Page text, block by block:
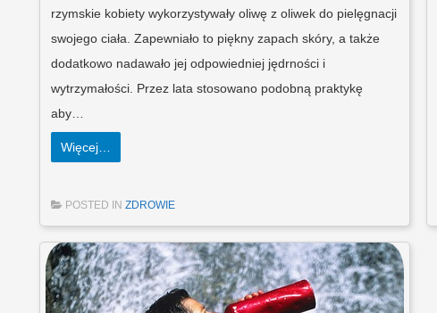
rzymskie kobiety wykorzystywały oliwę z oliwek do pielęgnacji
swojego ciała. Zapewniało to piękny zapach skóry, a także
dodatkowo nadawało jej odpowiedniej jędrności i
wytrzymałości. Przez lata stosowano podobną praktykę
aby…
Więcej…
POSTED IN ZDROWIE